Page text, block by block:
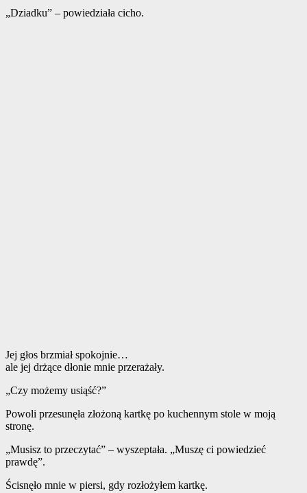
„Dziadku” – powiedziała cicho.
Jej głos brzmiał spokojnie…
ale jej drżące dłonie mnie przerażały.
„Czy możemy usiąść?”
Powoli przesunęła złożoną kartkę po kuchennym stole w moją
stronę.
„Musisz to przeczytać” – wyszeptała. „Muszę ci powiedzieć
prawdę”.
Ścisnęło mnie w piersi, gdy rozłożyłem kartkę.